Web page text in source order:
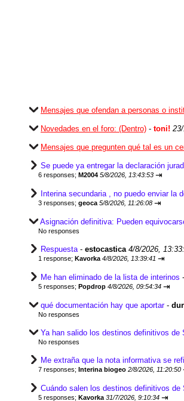
Mensajes que ofendan a personas o
Novedades en el foro: (Dentro) - toni!
Mensajes que pregunten qué tal es un
Se puede ya entregar la declaración
6 responses; M2004 5/8/2026, 13:43:53 ⇥
Interina secundaria , no puedo enviar la
3 responses; geoca 5/8/2026, 11:26:08 ⇥
Asignación definitiva: Pueden
No responses
Respuesta- estocastica 4/8/2026,
1 response; Kavorka 4/8/2026, 13:39:41 ⇥
Me han eliminado de la lista de interinos -
5 responses; Popdrop 4/8/2026, 09:54:34 ⇥
qué documentación hay que aportar-
No responses
Ya han salido los destinos definitivos de
No responses
Me extraña que la nota informativa se
7 responses; Interina biogeo 2/8/2026, 11:20:50
Cuándo salen los destinos definitivos de
5 responses; Kavorka 31/7/2026, 9:10:34 ⇥